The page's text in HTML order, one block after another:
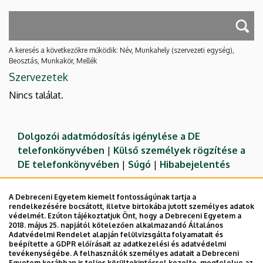
A keresés a következőkre működik: Név, Munkahely (szervezeti egység),
Beosztás, Munkakör, Mellék
Szervezetek
Nincs találat.
Dolgozói adatmódosítás igénylése a DE
telefonkönyvében | Külső személyek rögzítése a
DE telefonkönyvében | Súgó | Hibabejelentés
A Debreceni Egyetem kiemelt fontosságúnak tartja a
rendelkezésére bocsátott, illetve birtokába jutott személyes adatok
védelmét. Ezúton tájékoztatjuk Önt, hogy a Debreceni Egyetem a
2018. május 25. napjától kötelezően alkalmazandó Általános
Adatvédelmi Rendelet alapján felülvizsgálta folyamatait és
beépítette a GDPR előírásait az adatkezelési és adatvédelmi
tevékenységébe. A felhasználók személyes adatait a Debreceni